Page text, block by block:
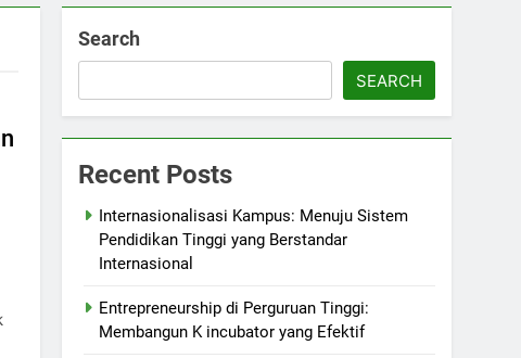
Search
SEARCH
Recent Posts
Internasionalisasi Kampus: Menuju Sistem
Pendidikan Tinggi yang Berstandar
Internasional
Entrepreneurship di Perguruan Tinggi:
Membangun K incubator yang Efektif